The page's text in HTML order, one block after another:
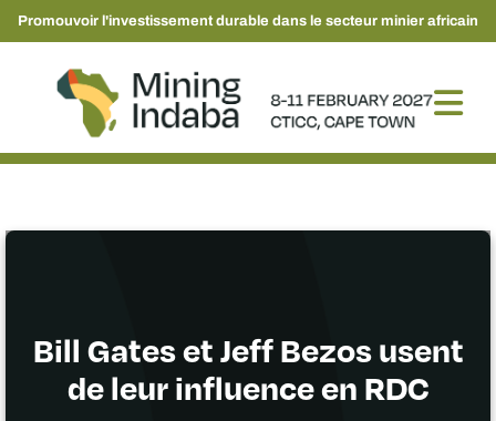
Promouvoir l'investissement durable dans le secteur minier africain
Bill Gates et Jeff Bezos usent
de leur influence en RDC